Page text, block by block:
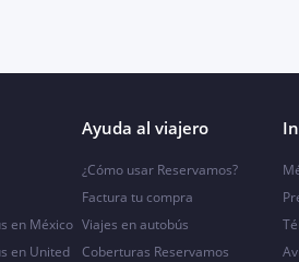
en México
en United
Ayuda al viajero
¿Cómo usar Reservamos?
Factura tu compra
Viajes en autobús
Coberturas Reservamos